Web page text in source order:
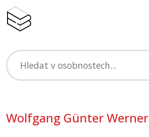
Wolfgang Günter Werner